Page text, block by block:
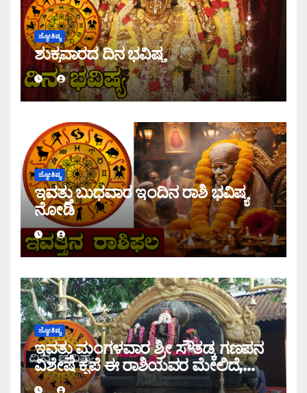
ಜ್ಯೋತಿಷ್ಯ
ಶುಕ್ರವಾರದ ದಿನ ಭವಿಷ್ಯ
ಜ್ಯೋತಿಷ್ಯ
ಇವತ್ತು ಬುಧವಾರ ಇಂದಿನ ರಾಶಿ ಭವಿಷ್ಯ
ನೋಡಿ
ಜ್ಯೋತಿಷ್ಯ
ಇವತ್ತು ಮಂಗಳವಾರ ಶ್ರೀ ಸೌತಡ್ಕ ಗಣಪನ
ವಿಶೇಷ ಕೃಪೆ ಈ ರಾಶಿಯವರ ಮೇಲಿದೆ,
ಇಂದಿನ ರಾಶಿ ಭವಿಷ್ಯ ತಿಳಿಯಿರಿ